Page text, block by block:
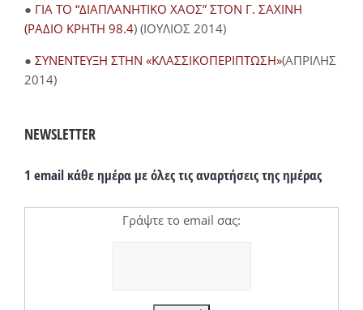
● ΓΙΑ ΤΟ “ΔΙΑΠΛΑΝΗΤΙΚΟ ΧΑΟΣ” ΣΤΟΝ Γ. ΣΑΧΙΝΗ
(ΡΑΔΙΟ ΚΡΗΤΗ 98.4) (ΙΟΥΛΙΟΣ 2014)
● ΣΥΝΕΝΤΕΥΞΗ ΣΤΗΝ «ΚΛΑΣΣΙΚΟΠΕΡΙΠΤΩΣΗ»(ΑΠΡΙΛΗΣ
2014)
NEWSLETTER
1 email κάθε ημέρα με όλες τις αναρτήσεις της ημέρας
Γράψτε το email σας: